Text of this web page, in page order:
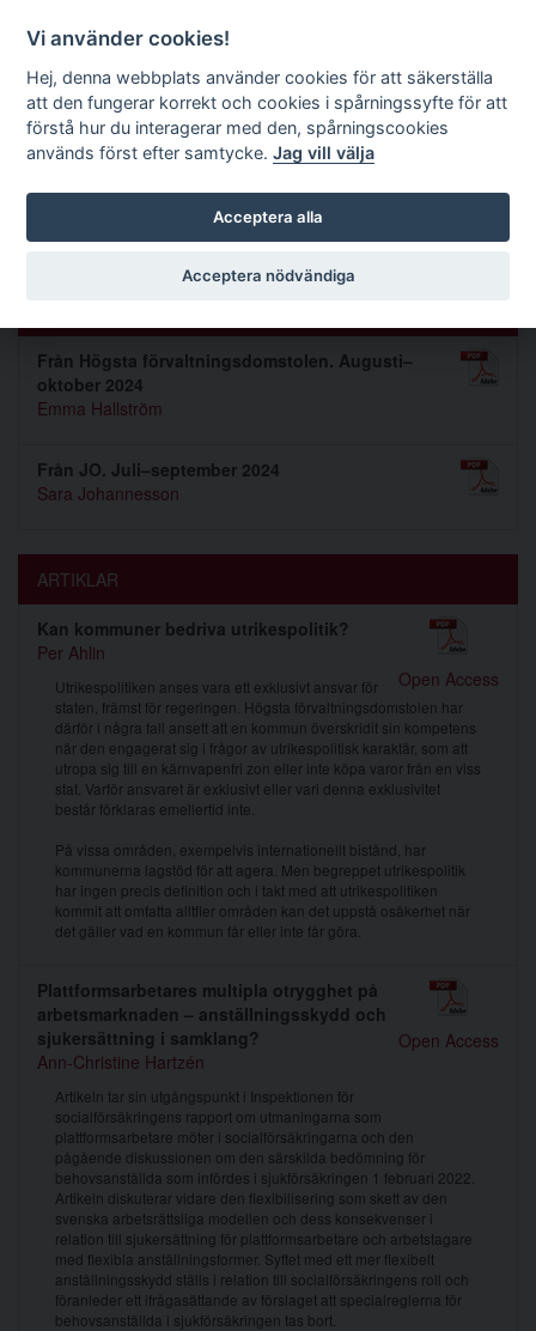
Förvaltningsrättslig tidskrift
Sök
Nummer 2025 1
Från Högsta förvaltningsdomstolen. Augusti–
oktober 2024
Emma Hallström
Från JO. Juli–september 2024
Sara Johannesson
ARTIKLAR
Open Access
Kan kommuner bedriva utrikespolitik?
Per Ahlin
Utrikespolitiken anses vara ett exklusivt ansvar för
staten, främst för regeringen. Högsta förvaltningsdomstolen har
därför i några fall ansett att en kommun överskridit sin kompetens
när den engagerat sig i frågor av utrikespolitisk karaktär, som att
utropa sig till en kärnvapenfri zon eller inte köpa varor från en viss
stat. Varför ansvaret är exklusivt eller vari denna exklusivitet
består förklaras emellertid inte.
På vissa områden, exempelvis internationellt bistånd, har
kommunerna lagstöd för att agera. Men begreppet utrikespolitik
har ingen precis definition och i takt med att utrikespolitiken
kommit att omfatta alltfler områden kan det uppstå osäkerhet när
det gäller vad en kommun får eller inte får göra.
Open Access
Plattformsarbetares multipla otrygghet på
arbetsmarknaden – anställningsskydd och
sjukersättning i samklang?
Ann-Christine Hartzén
Artikeln tar sin utgångspunkt i Inspektionen för
socialförsäkringens rapport om utmaningarna som
plattformsarbetare möter i socialförsäkringarna och den
pågående diskussionen om den särskilda bedömning för
behovsanställda som infördes i sjukförsäkringen 1 februari 2022.
Artikeln diskuterar vidare den flexibilisering som skett av den
svenska arbetsrättsliga modellen och dess konsekvenser i
relation till sjukersättning för plattformsarbetare och arbetstagare
med flexibla anställningsformer. Syftet med ett mer flexibelt
anställningsskydd ställs i relation till socialförsäkringens roll och
föranleder ett ifrågasättande av förslaget att specialreglerna för
behovsanställda i sjukförsäkringen tas bort.
Vi använder cookies!
Hej, denna webbplats använder cookies för att säkerställa
att den fungerar korrekt och cookies i spårningssyfte för att
förstå hur du interagerar med den, spårningscookies
används först efter samtycke.Jag vill välja
Acceptera alla
Acceptera nödvändiga